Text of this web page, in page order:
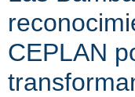
CEPLAN